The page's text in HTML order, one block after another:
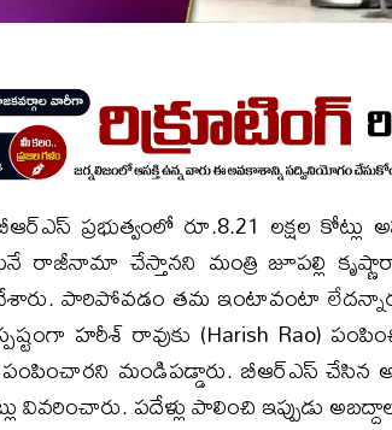
ప్రభుత్వంలో రూ.8.21 లక్షల కోట్లు
రాజీనామా చేస్తానని మంత్రి జూపల్లి
పారిపోవడం తమ ఇంటావంటా
హరీశ్ రావుకు (Harish Rao)
మండిపడ్డారు. బీఆర్ఎస్ చేసిన
వివరించారు. పదేళ్లు పాలించి ఇప్పుడు